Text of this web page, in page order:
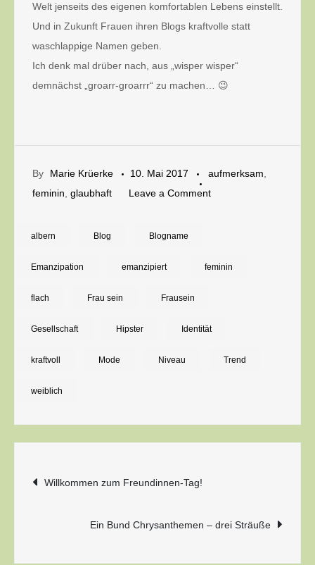
Welt jenseits des eigenen komfortablen Lebens einstellt.
Und in Zukunft Frauen ihren Blogs kraftvolle statt
waschlappige Namen geben.
Ich denk mal drüber nach, aus „wisper wisper“
demnächst „groarr-groarrr“ zu machen… 😉
By Marie Krüerke 10. Mai 2017 aufmerksam
feminin glaubhaft Leave a Commenton
Prinzessin
grüßen.
albern Blog Blogname
Emanzipation emanzipiert feminin
flach Frau sein Frausein
Gesellschaft Hipster Identität
kraftvoll Mode Niveau Trend
weiblich
Beitragsnavigation
Willkommen zum Freundinnen-Tag!
Ein Bund Chrysanthemen – drei Sträuße